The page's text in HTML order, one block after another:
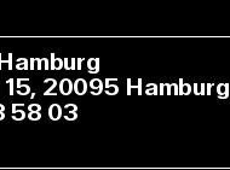
20095 Hamburg
58 03